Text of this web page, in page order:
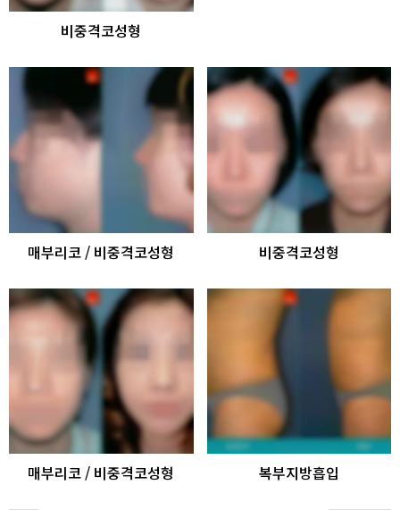
비중격코성형
매부리코 / 비중격코성형 비중격코성형
매부리코 / 비중격코성형 복부지방흡입